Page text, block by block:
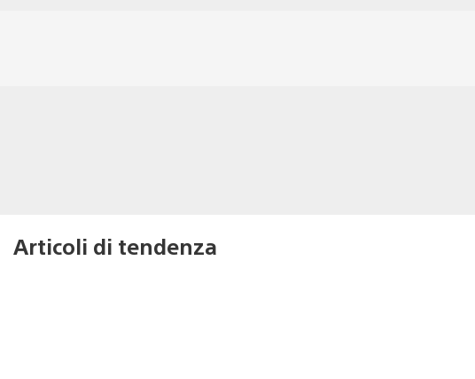
Articoli di tendenza